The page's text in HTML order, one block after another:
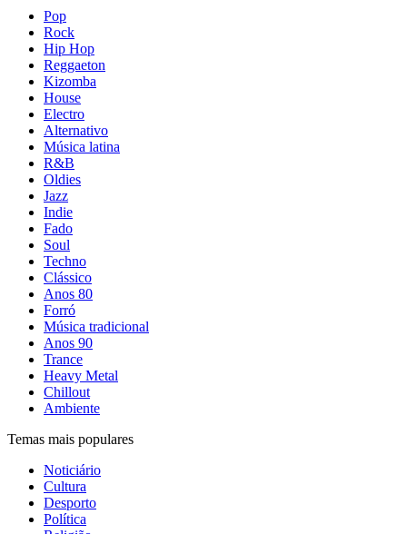
Pop
Rock
Hip Hop
Reggaeton
Kizomba
House
Electro
Alternativo
Música latina
R&B
Oldies
Jazz
Indie
Fado
Soul
Techno
Clássico
Anos 80
Forró
Música tradicional
Anos 90
Trance
Heavy Metal
Chillout
Ambiente
Temas mais populares
Noticiário
Cultura
Desporto
Política